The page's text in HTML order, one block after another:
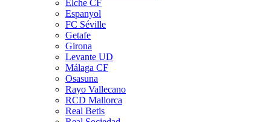
Elche CF
Espanyol
FC Séville
Getafe
Girona
Levante UD
Málaga CF
Osasuna
Rayo Vallecano
RCD Mallorca
Real Betis